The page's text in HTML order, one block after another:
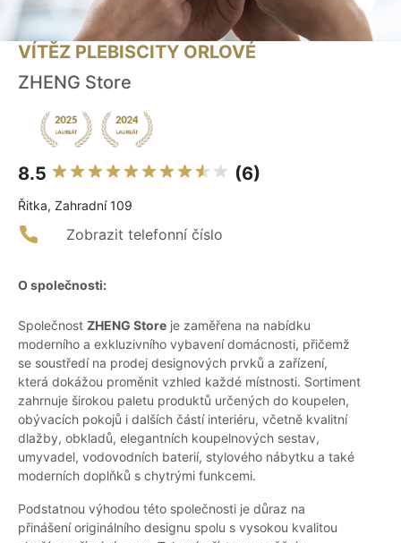
VÍTĚZ PLEBISCITY ORLOVÉ
ZHENG Store
8.5 (6)
Řitka, Zahradní 109
Zobrazit telefonní číslo
O společnosti:
Společnost ZHENG Store je zaměřena na nabídku
moderního a exkluzivního vybavení domácnosti, přičemž
se soustředí na prodej designových prvků a zařízení,
která dokážou proměnit vzhled každé místnosti. Sortiment
zahrnuje širokou paletu produktů určených do koupelen,
obývacích pokojů i dalších částí interiéru, včetně kvalitní
dlažby, obkladů, elegantních koupelnových sestav,
umyvadel, vodovodních baterií, stylového nábytku a také
moderních doplňků s chytrými funkcemi.
Podstatnou výhodou této společnosti je důraz na
přinášení originálního designu spolu s vysokou kvalitou